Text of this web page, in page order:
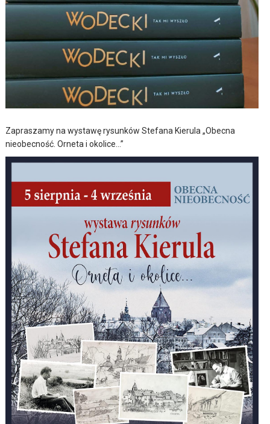
Zapraszamy na wystawę rysunków Stefana Kierula „Obecna
nieobecność. Orneta i okolice…”